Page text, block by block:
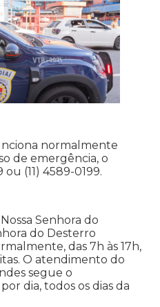
normalmente
de emergência, o
(11) 4589-0199.
Senhora do
do Desterro
das 7h às 17h,
O atendimento do
segue o
dia, todos os dias da